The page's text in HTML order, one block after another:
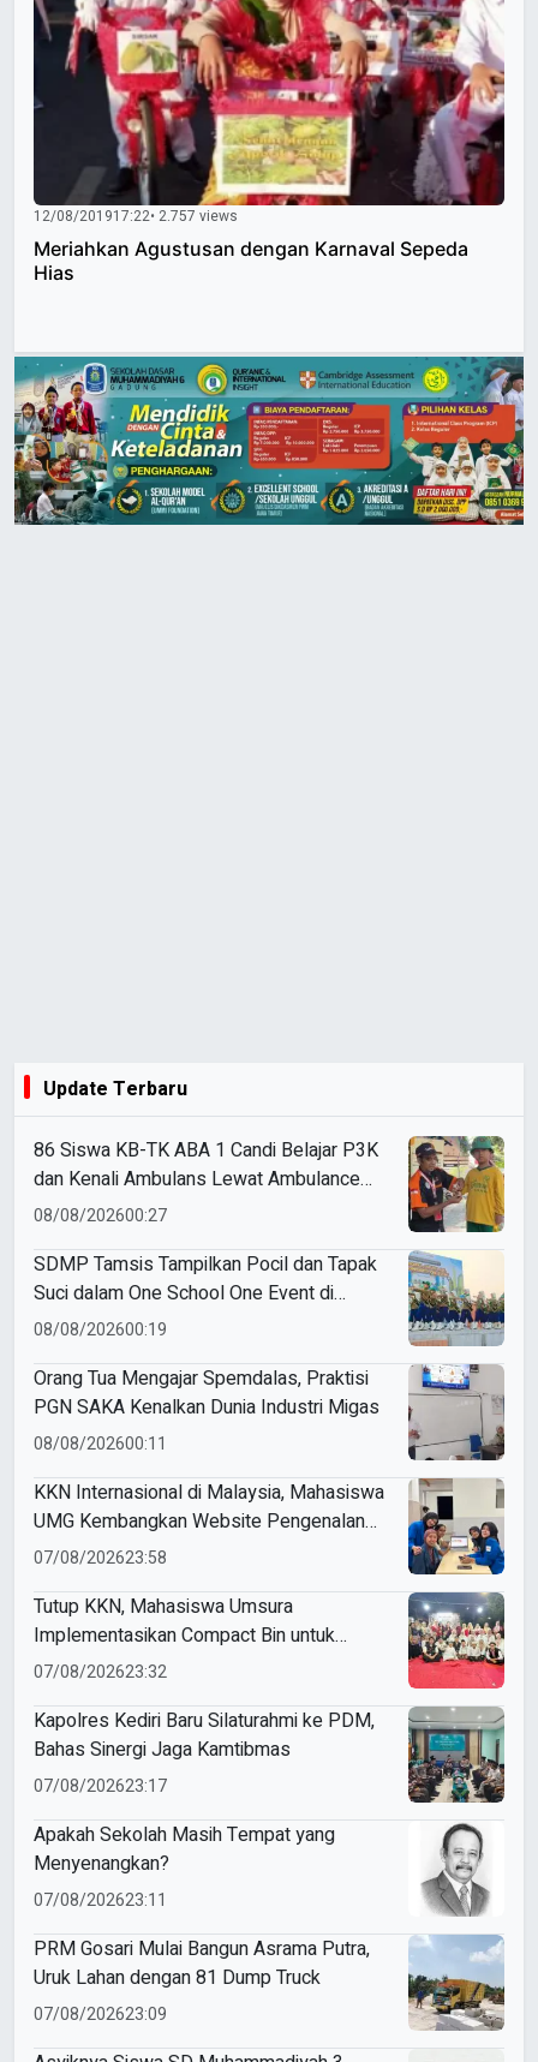
12/08/201917:22• 2.757 views
Meriahkan Agustusan dengan Karnaval Sepeda
Hias
Update Terbaru
86 Siswa KB-TK ABA 1 Candi Belajar P3K
dan Kenali Ambulans Lewat Ambulance
Goes to Schools
08/08/202600:27
SDMP Tamsis Tampilkan Pocil dan Tapak
Suci dalam One School One Event di
Mojokerto
08/08/202600:19
Orang Tua Mengajar Spemdalas, Praktisi
PGN SAKA Kenalkan Dunia Industri Migas
08/08/202600:11
KKN Internasional di Malaysia, Mahasiswa
UMG Kembangkan Website Pengenalan
Budaya Indonesia
07/08/202623:58
Tutup KKN, Mahasiswa Umsura
Implementasikan Compact Bin untuk
Sampah Anorganik di Ketabang
07/08/202623:32
Kapolres Kediri Baru Silaturahmi ke PDM,
Bahas Sinergi Jaga Kamtibmas
07/08/202623:17
Apakah Sekolah Masih Tempat yang
Menyenangkan?
07/08/202623:11
PRM Gosari Mulai Bangun Asrama Putra,
Uruk Lahan dengan 81 Dump Truck
07/08/202623:09